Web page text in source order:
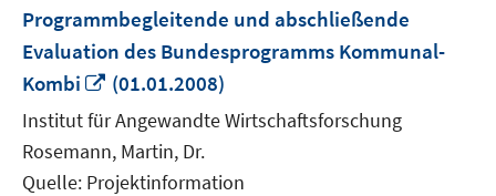
Programmbegleitende und abschließende
Evaluation des Bundesprogramms Kommunal-
Kombi
In
Fenster
öffnen
(01.01.2008)
Institut für Angewandte Wirtschaftsforschung
Rosemann, Martin, Dr.
Quelle: Projektinformation